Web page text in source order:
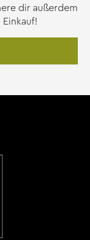
dir außerdem